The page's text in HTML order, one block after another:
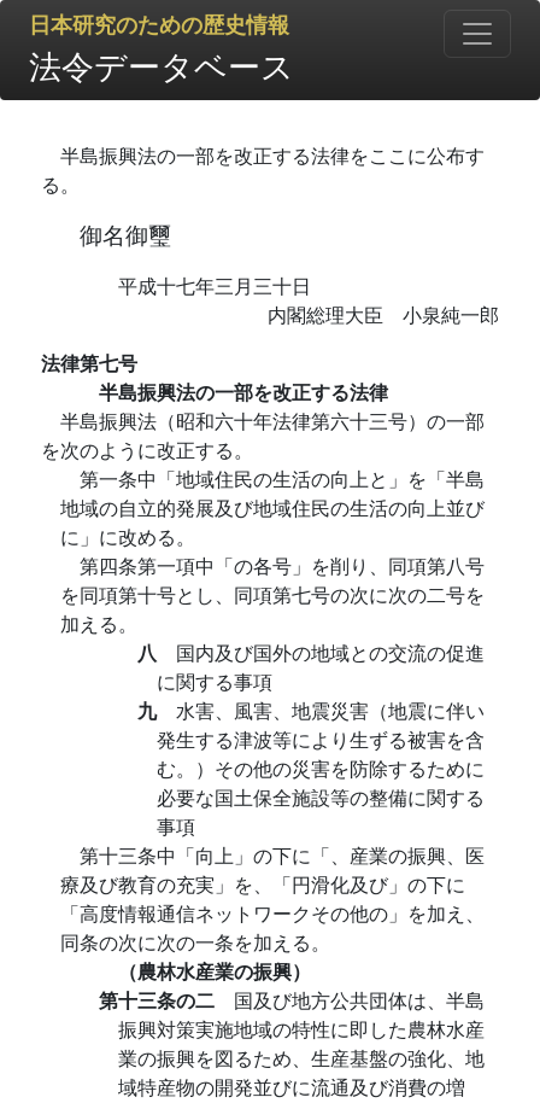
日本研究のための歴史情報
法令データベース
半島振興法の一部を改正する法律をここに公布す
る。
御名御璽
平成十七年三月三十日
内閣総理大臣 小泉純一郎
法律第七号
半島振興法の一部を改正する法律
半島振興法（昭和六十年法律第六十三号）の一部
を次のように改正する。
第一条中「地域住民の生活の向上と」を「半島
地域の自立的発展及び地域住民の生活の向上並び
に」に改める。
第四条第一項中「の各号」を削り、同項第八号
を同項第十号とし、同項第七号の次に次の二号を
加える。
八 国内及び国外の地域との交流の促進
に関する事項
九 水害、風害、地震災害（地震に伴い
発生する津波等により生ずる被害を含
む。）その他の災害を防除するために
必要な国土保全施設等の整備に関する
事項
第十三条中「向上」の下に「、産業の振興、医
療及び教育の充実」を、「円滑化及び」の下に
「高度情報通信ネットワークその他の」を加え、
同条の次に次の一条を加える。
（農林水産業の振興）
第十三条の二 国及び地方公共団体は、半島
振興対策実施地域の特性に即した農林水産
業の振興を図るため、生産基盤の強化、地
域特産物の開発並びに流通及び消費の増